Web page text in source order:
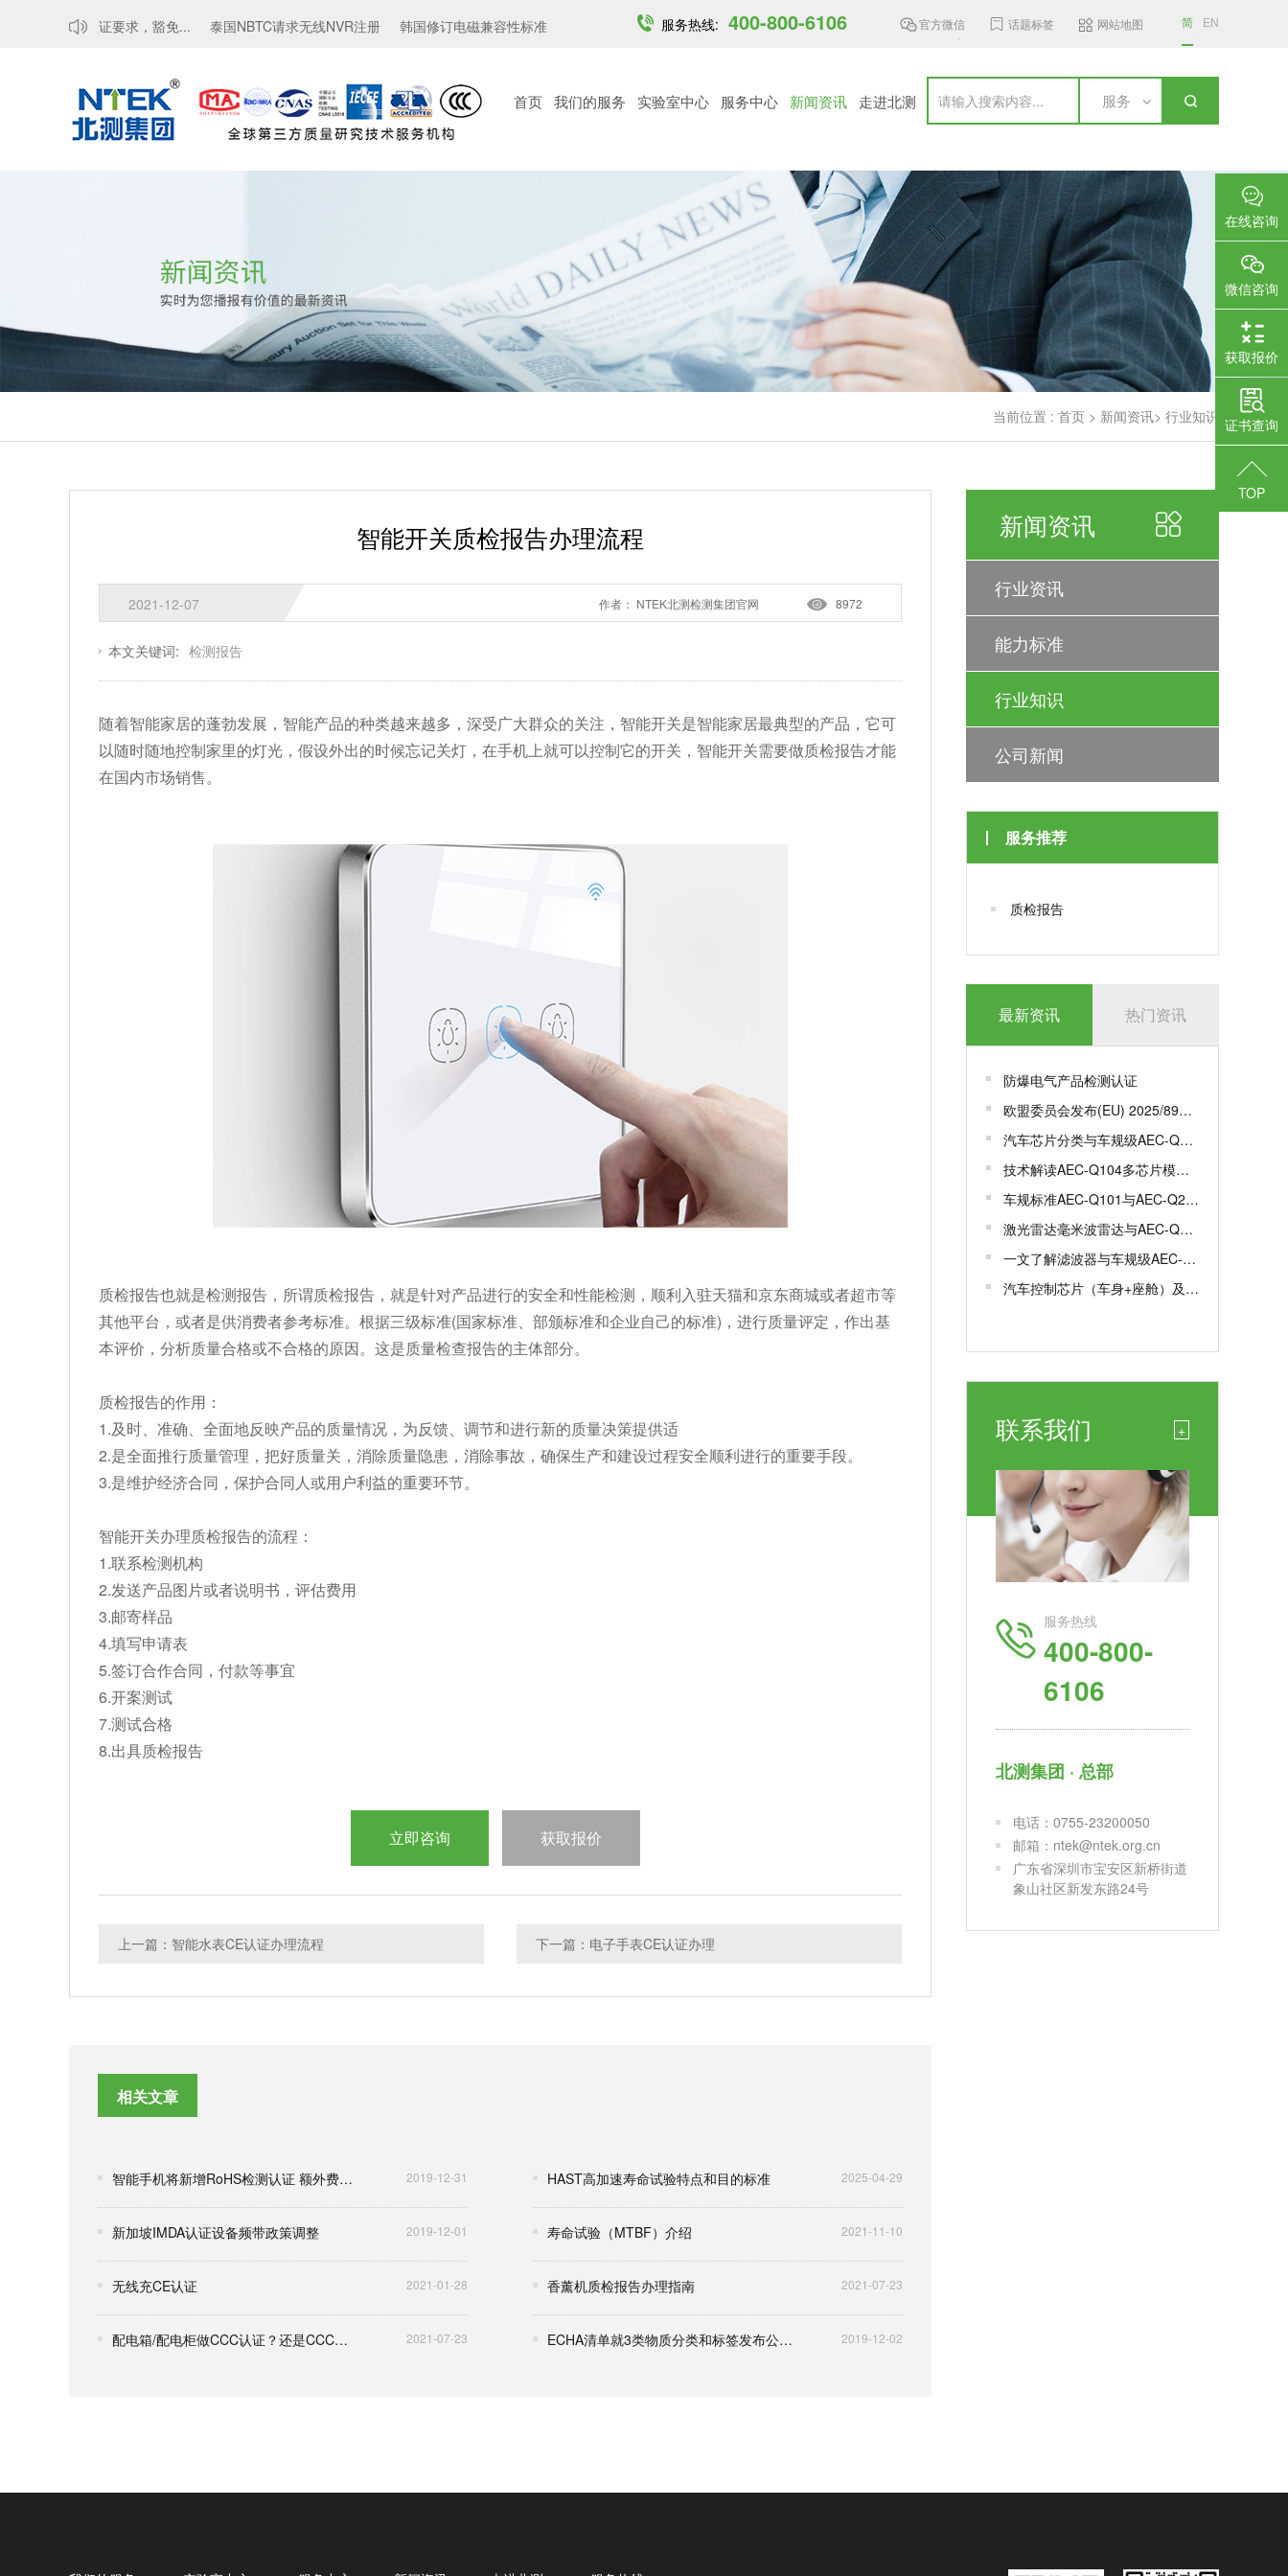
新MTCTE认证要求，豁免... 泰国NBTC请求无线NVR注册 韩国修订电磁兼容性标准，强化关... 印度开放6GHz中低功率免许可频段... 越南MST发布6 GHz频段无线接入设... 加拿大更新无线通信设备标准
服务热线: 400-800-6106 官方微信 话题标签 网站地图 简 EN
服务
首页 我们的服务 实验室中心 服务中心 新闻资讯 走进北测
当前位置 : 首页 > 新闻资讯> 行业知识
新闻资讯
行业资讯
能力标准
行业知识
公司新闻
服务推荐
质检报告
最新资讯 热门资讯
防爆电气产品检测认证
欧盟委员会发布(EU) 2025/893，更新一系列标准
汽车芯片分类与车规级AEC-Q100认证
技术解读AEC-Q104多芯片模组MCM车规级认证
车规标准AEC-Q101与AEC-Q200有何区别？
激光雷达毫米波雷达与AEC-Q100/102认证解析
一文了解滤波器与车规级AEC-Q200认证
汽车控制芯片（车身+座舱）及车规芯片AEC-Q100测试认证
联系我们 +
服务热线
400-800-
6106
北测集团 · 总部
电话：0755-23200050
邮箱：ntek@ntek.org.cn
广东省深圳市宝安区新桥街道
象山社区新发东路24号
智能开关质检报告办理流程
2021-12-07 8972
作者： NTEK北测检测集团官网
本文关键词: 检测报告
随着智能家居的蓬勃发展，智能产品的种类越来越多，深受广大群众的关注，智能开关是智能家居最典型的产品，它可
以随时随地控制家里的灯光，假设外出的时候忘记关灯，在手机上就可以控制它的开关，智能开关需要做质检报告才能
在国内市场销售。
质检报告也就是检测报告，所谓质检报告，就是针对产品进行的安全和性能检测，顺利入驻天猫和京东商城或者超市等
其他平台，或者是供消费者参考标准。根据三级标准(国家标准、部颁标准和企业自己的标准)，进行质量评定，作出基
本评价，分析质量合格或不合格的原因。这是质量检查报告的主体部分。
质检报告的作用：
1.及时、准确、全面地反映产品的质量情况，为反馈、调节和进行新的质量决策提供适
2.是全面推行质量管理，把好质量关，消除质量隐患，消除事故，确保生产和建设过程安全顺利进行的重要手段。
3.是维护经济合同，保护合同人或用户利益的重要环节。
智能开关办理质检报告的流程：
1.联系检测机构
2.发送产品图片或者说明书，评估费用
3.邮寄样品
4.填写申请表
5.签订合作合同，付款等事宜
6.开案测试
7.测试合格
8.出具质检报告
立即咨询 获取报价
上一篇：智能水表CE认证办理流程 下一篇：电子手表CE认证办理
相关文章
智能手机将新增RoHS检测认证 额外费用谁来承担？ 2019-12-31 HAST高加速寿命试验特点和目的标准 2025-04-29
新加坡IMDA认证设备频带政策调整 2019-12-01 寿命试验（MTBF）介绍 2021-11-10
无线充CE认证 2021-01-28 香薰机质检报告办理指南 2021-07-23
配电箱/配电柜做CCC认证？还是CCC自我声明？ 2021-07-23 ECHA清单就3类物质分类和标签发布公共咨询（2019.5） 2019-12-02
在线咨询
微信咨询
获取报价
证书查询
TOP